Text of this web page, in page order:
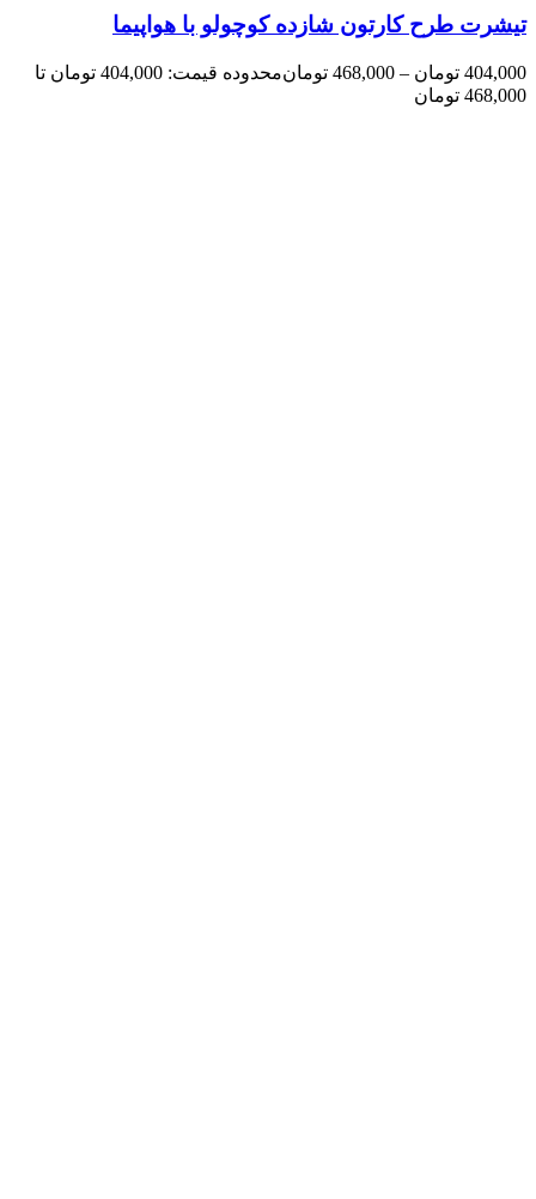
تیشرت طرح کارتون شازده کوچولو با هواپیما
404,000 تومان –
468,000 تومان
محدوده قیمت: 404,000 تومان تا
468,000 تومان